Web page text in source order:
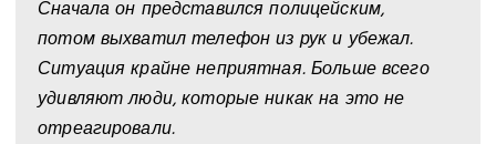
Сначала он представился полицейским,
потом выхватил телефон из рук и убежал.
Ситуация крайне неприятная. Больше всего
удивляют люди, которые никак на это не
отреагировали.